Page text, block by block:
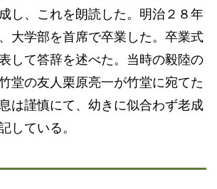
し、これを朗読した。明治２８年
大学部を首席で卒業した。卒業式
して答辞を述べた。当時の毅陸の
堂の友人栗原亮一が竹堂に宛てた
は謹慎にて、幼きに似合わず老成
している。